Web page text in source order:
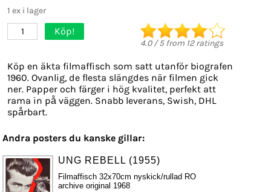
1 ex i lager
1 Köp!
4.0/5from 12ratings
Köp en äkta filmaffisch som satt utanför biografen
1960. Ovanlig, de flesta slängdes när filmen gick
ner. Papper och färger i hög kvalitet, perfekt att
rama in på väggen. Snabb leverans, Swish, DHL
spårbart.
Andra posters du kanske gillar:
UNG REBELL (1955)
Filmaffisch 32x70cm nyskick/rullad RO
archive original 1968